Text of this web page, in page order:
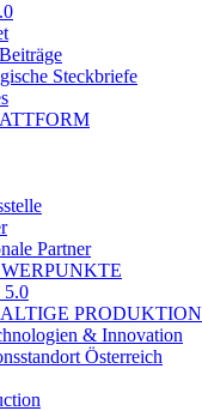
Steckbriefe
Partner
PRODUKTION
& Innovation
Österreich